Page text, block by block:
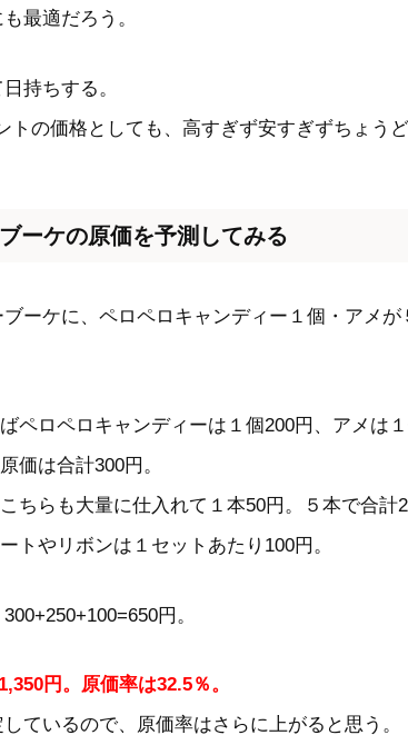
最適だろう。
持ちする。
トの価格としても、高すぎず安すぎずちょうど
ーケの原価を予測してみる
ーケに、ペロペロキャンディー１個・アメが
ペロペロキャンディーは１個200円、アメは
価は合計300円。
ちらも大量に仕入れて１本50円。５本で合計
トやリボンは１セットあたり100円。
円。
円。原価率は32.5％。
ているので、原価率はさらに上がると思う。